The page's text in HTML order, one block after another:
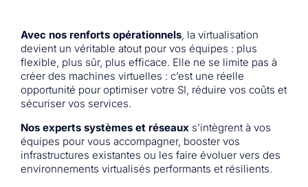
Avec nos renforts opérationnels , la virtualisation
devient un véritable atout pour vos équipes : plus
flexible, plus sûr, plus efficace. Elle ne se limite pas à
créer des machines virtuelles : c’est une réelle
opportunité pour optimiser votre SI, réduire vos coûts et
sécuriser vos services.
Nos experts systèmes et réseaux s’intègrent à vos
équipes pour vous accompagner, booster vos
infrastructures existantes ou les faire évoluer vers des
environnements virtualisés performants et résilients.